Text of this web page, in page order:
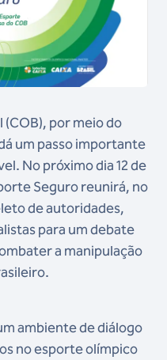
por meio do
um passo importante
No próximo dia 12 de
Seguro reunirá, no
de autoridades,
para um debate
a manipulação
ambiente de diálogo
no esporte olímpico